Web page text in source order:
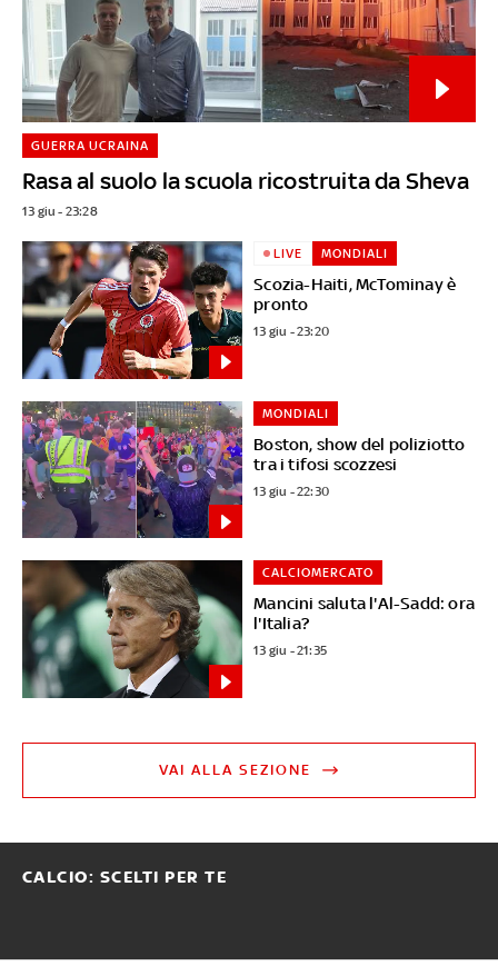
Rasa al suolo la scuola ricostruita da Sheva
GUERRA UCRAINA
13 giu - 23:28
Scozia-Haiti, McTominay è
pronto
LIVE MONDIALI
13 giu - 23:20
Boston, show del poliziotto
tra i tifosi scozzesi
MONDIALI
13 giu - 22:30
Mancini saluta l'Al-Sadd: ora
l'Italia?
CALCIOMERCATO
13 giu - 21:35
VAI ALLA SEZIONE
CALCIO: SCELTI PER TE